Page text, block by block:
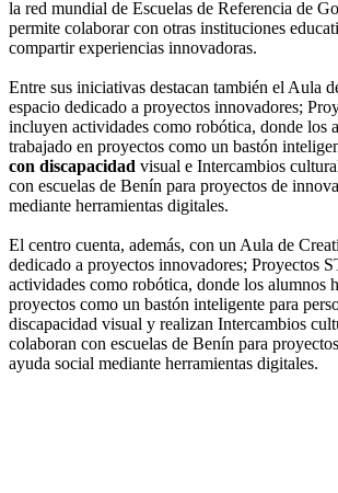
la red mundial de Escuelas de Referencia de
permite colaborar con otras instituciones
compartir experiencias innovadoras.
Entre sus iniciativas destacan también el Aula
espacio dedicado a proyectos innovadores;
incluyen actividades como robótica, donde los
trabajado en proyectos como un bastón
con discapacidad visual e Intercambios
con escuelas de Benín para proyectos de
mediante herramientas digitales.
El centro cuenta, además, con un Aula de
dedicado a proyectos innovadores; Proyectos
actividades como robótica, donde los alumnos
proyectos como un bastón inteligente para
discapacidad visual y realizan Intercambios
colaboran con escuelas de Benín para
ayuda social mediante herramientas digitales.